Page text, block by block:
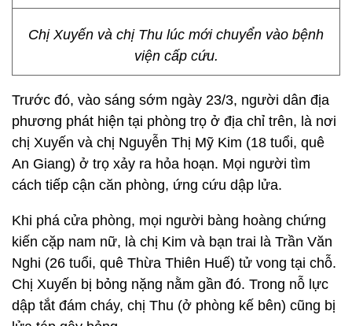
Chị Xuyến và chị Thu lúc mới chuyển vào bệnh
viện cấp cứu.
Trước đó, vào sáng sớm ngày 23/3, người dân địa
phương phát hiện tại phòng trọ ở địa chỉ trên, là nơi
chị Xuyến và chị Nguyễn Thị Mỹ Kim (18 tuổi, quê
An Giang) ở trọ xảy ra hỏa hoạn. Mọi người tìm
cách tiếp cận căn phòng, ứng cứu dập lửa.
Khi phá cửa phòng, mọi người bàng hoàng chứng
kiến cặp nam nữ, là chị Kim và bạn trai là Trần Văn
Nghi (26 tuổi, quê Thừa Thiên Huế) tử vong tại chỗ.
Chị Xuyến bị bỏng nặng nằm gần đó. Trong nỗ lực
dập tắt đám cháy, chị Thu (ở phòng kế bên) cũng bị